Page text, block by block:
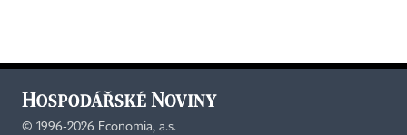
© 1996-2026 Economia, a.s.